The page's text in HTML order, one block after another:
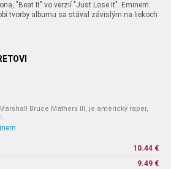
"Beat It" vo verzií "Just Lose It". Eminem
tvorby albumu sa stával závislým na liekoch
Bruce Mathers III, je americký raper,
10.44 €
9.49 €